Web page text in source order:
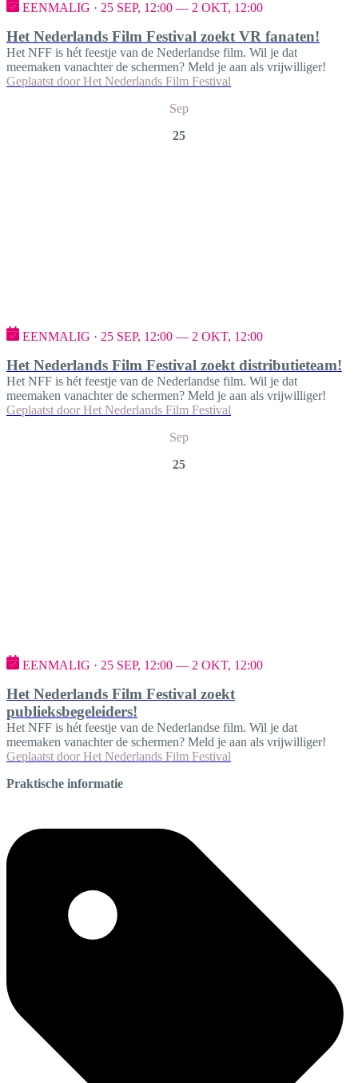
EENMALIG · 25 SEP, 12:00 — 2 OKT, 12:00
Het Nederlands Film Festival zoekt VR fanaten!
Het NFF is hét feestje van de Nederlandse film. Wil je dat
meemaken vanachter de schermen? Meld je aan als vrijwilliger!
Geplaatst door Het Nederlands Film Festival
Sep
25
EENMALIG · 25 SEP, 12:00 — 2 OKT, 12:00
Het Nederlands Film Festival zoekt distributieteam!
Het NFF is hét feestje van de Nederlandse film. Wil je dat
meemaken vanachter de schermen? Meld je aan als vrijwilliger!
Geplaatst door Het Nederlands Film Festival
Sep
25
EENMALIG · 25 SEP, 12:00 — 2 OKT, 12:00
Het Nederlands Film Festival zoekt
publieksbegeleiders!
Het NFF is hét feestje van de Nederlandse film. Wil je dat
meemaken vanachter de schermen? Meld je aan als vrijwilliger!
Geplaatst door Het Nederlands Film Festival
Praktische informatie